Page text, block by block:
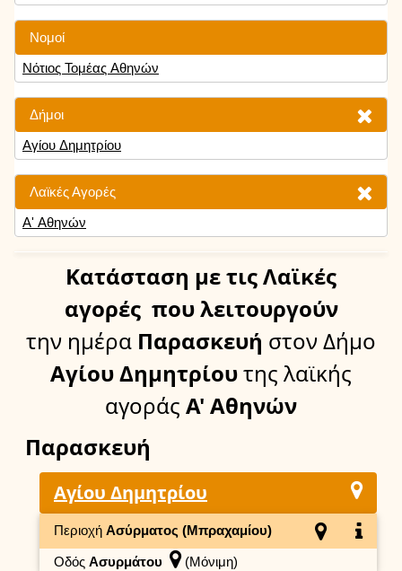
Νομοί
Νότιος Τομέας Αθηνών
Δήμοι
Αγίου Δημητρίου
Λαϊκές Αγορές
Α' Αθηνών
Κατάσταση με τις Λαϊκές
αγορές που λειτουργούν
την ημέρα Παρασκευή στον Δήμο
Αγίου Δημητρίουτης λαϊκής
αγοράς Α' Αθηνών
Παρασκευή
Αγίου Δημητρίου
Περιοχή Ασύρματος (Μπραχαμίου)
Οδός Ασυρμάτου (Μόνιμη)